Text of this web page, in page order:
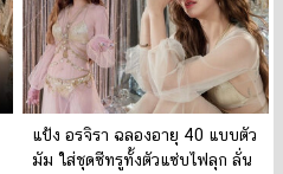
แป้ง อรจิรา ฉลองอายุ 40 แบบตัว
มัม ใส่ชุดซีทรูทั้งตัวแซ่บไฟลุก ลั่น